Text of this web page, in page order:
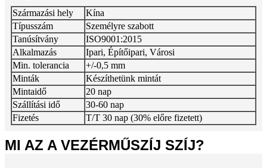
Származási hely
Kína
Típusszám
Személyre szabott
Tanúsítvány
ISO9001:2015
Alkalmazás
Ipari, Építőipari, Városi
Min. tolerancia
+/-0,5 mm
Minták
Készíthetünk mintát
Mintaidő
20 nap
Szállítási idő
30-60 nap
Fizetés
T/T 30 nap (30% előre fizetett)
MI AZ A VEZÉRMŰSZÍJ SZÍJ?